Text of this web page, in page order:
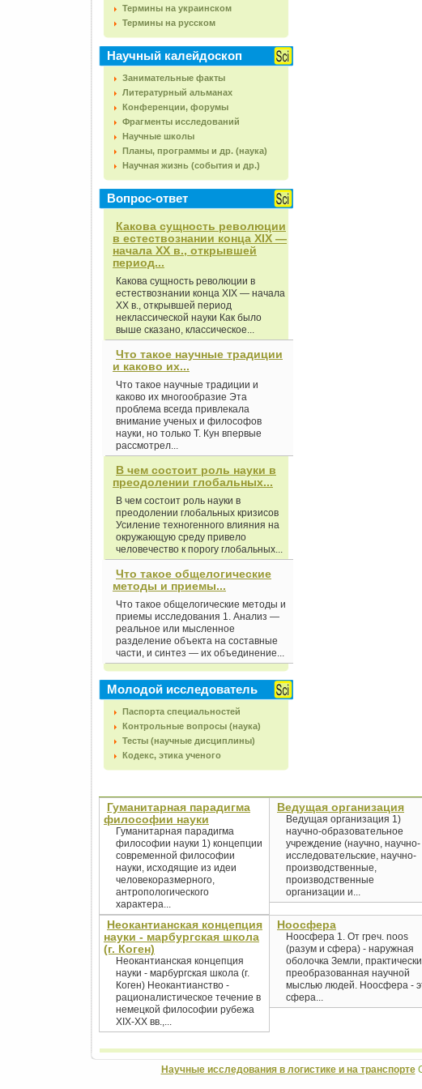
Термины на украинском
Термины на русском
Научный калейдоскоп
Занимательные факты
Литературный альманах
Конференции, форумы
Фрагменты исследований
Научные школы
Планы, программы и др. (наука)
Научная жизнь (события и др.)
Вопрос-ответ
Какова сущность революции
в естествознании конца XIX —
начала XX в., открывшей
период...
Какова сущность революции в
естествознании конца XIX — начала
XX в., открывшей период
неклассической науки Как было
выше сказано, классическое...
Что такое научные традиции
и каково их...
Что такое научные традиции и
каково их многообразие Эта
проблема всегда привлекала
внимание ученых и философов
науки, но только Т. Кун впервые
рассмотрел...
В чем состоит роль науки в
преодолении глобальных...
В чем состоит роль науки в
преодолении глобальных кризисов
Усиление техногенного влияния на
окружающую среду привело
человечество к порогу глобальных...
Что такое общелогические
методы и приемы...
Что такое общелогические методы и
приемы исследования 1. Анализ —
реальное или мысленное
разделение объекта на составные
части, и синтез — их объединение...
Молодой исследователь
Паспорта специальностей
Контрольные вопросы (наука)
Тесты (научные дисциплины)
Кодекс, этика ученого
Гуманитарная парадигма
философии науки
Гуманитарная парадигма
философии науки 1) концепции
современной философии
науки, исходящие из идеи
человекоразмерного,
антропологического
характера...
Ведущая организация
Ведущая организация 1)
научно-образовательное
учреждение (научно, научно-
исследовательские, научно-
производственные,
производственные
организации и...
Неокантианская концепция
науки - марбургская школа
(г. Коген)
Неокантианская концепция
науки - марбургская школа (г.
Коген) Неокантианство -
рационалистическое течение в
немецкой философии рубежа
XIX-XX вв.,...
Ноосфера
Ноосфера 1. От греч. noos
(разум и сфера) - наружная
оболочка Земли, практически
преобразованная научной
мыслью людей. Ноосфера -
сфера...
Научные исследования в логистике и на транспорте